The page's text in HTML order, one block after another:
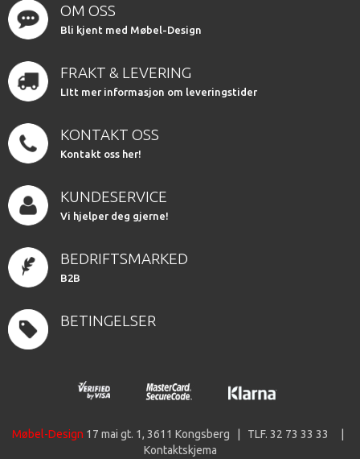
OM OSS
Bli kjent med Møbel-Design
FRAKT & LEVERING
LItt mer informasjon om leveringstider
KONTAKT OSS
Kontakt oss her!
KUNDESERVICE
Vi hjelper deg gjerne!
BEDRIFTSMARKED
B2B
BETINGELSER
Møbel-Design 17 mai gt. 1, 3611 Kongsberg | TLF. 32 73 33 33 |
Kontaktskjema